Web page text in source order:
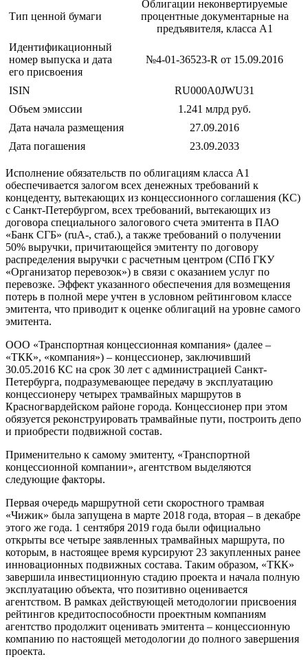
Тип ценной бумаги
Облигации неконвертируемые
процентные документарные на
предъявителя, класса А1
Идентификационный
номер выпуска и дата
его присвоения
№4-01-36523-R от 15.09.2016
ISIN
RU000A0JWU31
Объем эмиссии
1.241 млрд руб.
Дата начала размещения
27.09.2016
Дата погашения
23.09.2033
Исполнение обязательств по облигациям класса А1
обеспечивается залогом всех денежных требований к
концеденту, вытекающих из концессионного соглашения (КС)
с Санкт-Петербургом, всех требований, вытекающих из
договора специального залогового счета эмитента в ПАО
«Банк СГБ» (ruA-, стаб.), а также требований о получении
50% выручки, причитающейся эмитенту по договору
распределения выручки с расчетным центром (СПб ГКУ
«Организатор перевозок») в связи с оказанием услуг по
перевозке. Эффект указанного обеспечения для возмещения
потерь в полной мере учтен в условном рейтинговом классе
эмитента, что приводит к оценке облигаций на уровне самого
эмитента.
ООО «Транспортная концессионная компания» (далее –
«ТКК», «компания») – концессионер, заключивший
30.05.2016 КС на срок 30 лет с администрацией Санкт-
Петербурга, подразумевающее передачу в эксплуатацию
концессионеру четырех трамвайных маршрутов в
Красногвардейском районе города. Концессионер при этом
обязуется реконструировать трамвайные пути, построить депо
и приобрести подвижной состав.
Применительно к самому эмитенту, «Транспортной
концессионной компании», агентством выделяются
следующие факторы.
Первая очередь маршрутной сети скоростного трамвая
«Чижик» была запущена в марте 2018 года, вторая – в декабре
этого же года. 1 сентября 2019 года были официально
открыты все четыре заявленных трамвайных маршрута, по
которым, в настоящее время курсируют 23 закупленных ранее
инновационных подвижных состава. Таким образом, «ТКК»
завершила инвестиционную стадию проекта и начала полную
эксплуатацию объекта, что позитивно оценивается
агентством. В рамках действующей методологии присвоения
рейтингов кредитоспособности проектным компаниям
агентство продолжит оценивать эмитента – концессионную
компанию по настоящей методологии до полного завершения
проекта.